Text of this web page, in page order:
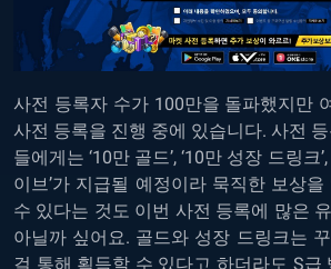
사전 등록자 수가 100만을 돌파했지만
사전 등록을 진행 중에 있습니다. 사전
들에게는 ‘10만 골드’, ‘10만 성장 드링크
이브’가 지급될 예정이라 묵직한 보상
수 있다는 것도 이번 사전 등록에 많은
아닐까 싶어요. 골드와 성장 드링크는
걸 통해 획득할 수 있다고 하더라도 S급